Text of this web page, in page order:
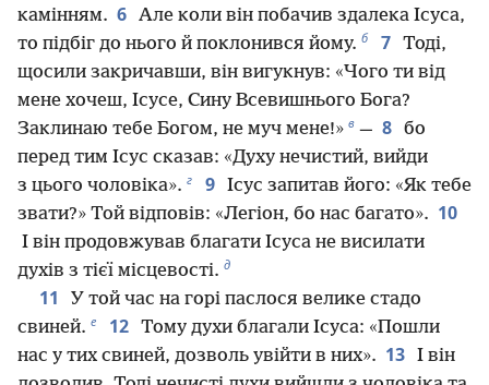
камінням. 6 Але коли він побачив здалека Ісуса,
то підбіг до нього й поклонився йому. б 7 Тоді,
щосили закричавши, він вигукнув: «Чого ти від
мене хочеш, Ісусе, Сину Всевишнього Бога?
Заклинаю тебе Богом, не муч мене!» в — 8 бо
перед тим Ісус сказав: «Духу нечистий, вийди
з цього чоловіка». г 9 Ісус запитав його: «Як тебе
звати?» Той відповів: «Легіон, бо нас багато». 10
І він продовжував благати Ісуса не висилати
духів з тієї місцевості. д
11
У той час на горі паслося велике стадо
свиней. е 12 Тому духи благали Ісуса: «Пошли
нас у тих свиней, дозволь увійти в них». 13 І він